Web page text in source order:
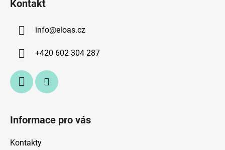
Kontakt
info@eloas.cz
+420 602 304 287
Informace pro vás
Kontakty